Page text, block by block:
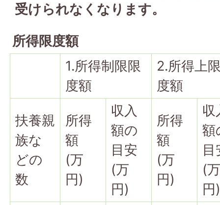
受けられなくなります。
所得限度額
1.所得制限限
度額
2.所得上
度額
扶養親
族な
どの
数
所得
額
(万
円)
収入
額の
目安
(万
円)
所得
額
(万
円)
収
額
目
(万
円)